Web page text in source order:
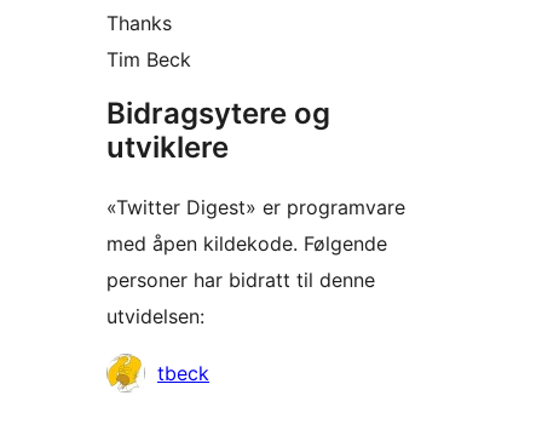
Thanks
Tim Beck
Bidragsytere og
utviklere
«Twitter Digest» er programvare
med åpen kildekode. Følgende
personer har bidratt til denne
utvidelsen:
Bidragsytere
tbeck